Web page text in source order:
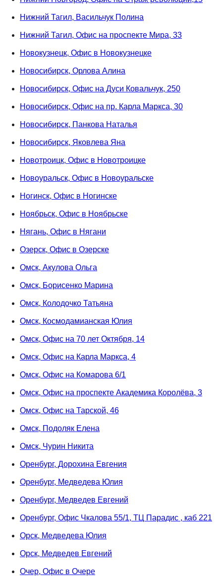
Нижний Тагил, Васильчук Полина
Нижний Тагил, Офис на проспекте Мира, 33
Новокузнецк, Офис в Новокузнецке
Новосибирск, Орлова Алина
Новосибирск, Офис на Дуси Ковальчук, 250
Новосибирск, Офис на пр. Карла Маркса, 30
Новосибирск, Панкова Наталья
Новосибирск, Яковлева Яна
Новотроицк, Офис в Новотроицке
Новоуральск, Офис в Новоуральске
Ногинск, Офис в Ногинске
Ноябрьск, Офис в Ноябрьске
Нягань, Офис в Нягани
Озерск, Офис в Озерске
Омск, Акулова Ольга
Омск, Борисенко Марина
Омск, Колодочко Татьяна
Омск, Космодамианская Юлия
Омск, Офис на 70 лет Октября, 14
Омск, Офис на Карла Маркса, 4
Омск, Офис на Комарова 6/1
Омск, Офис на проспекте Академика Королёва, 3
Омск, Офис на Тарской, 46
Омск, Подоляк Елена
Омск, Чурин Никита
Оренбург, Дорохина Евгения
Оренбург, Медведева Юлия
Оренбург, Медведев Евгений
Оренбург, Офис Чкалова 55/1, ТЦ Парадис , каб 221
Орск, Медведева Юлия
Орск, Медведев Евгений
Очер, Офис в Очере